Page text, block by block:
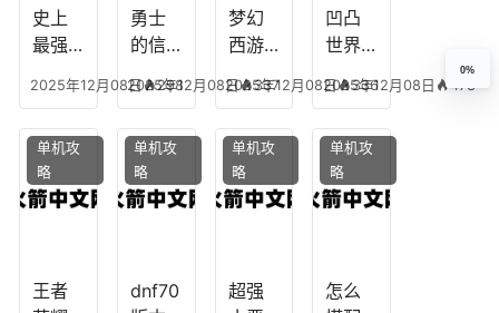
龙宫
怎么
史上
最强
容搭
配，
最强
法师
2025年12月08日 298
勇士
的信
物技
能，
勇士
的信
仰宠
个好
2025年12月08日 337
梦幻
西游
炼丹
炉攻
略，
梦幻
西游
炉攻
2025年12月08日 336
凹凸
世界
全部
阵容
搭
配，
凹凸
阵容
2025年12月08日 473
王者
单机攻
略
dnf70
单机攻
略
超强
单机攻
略
怎么
单机攻
略
0%